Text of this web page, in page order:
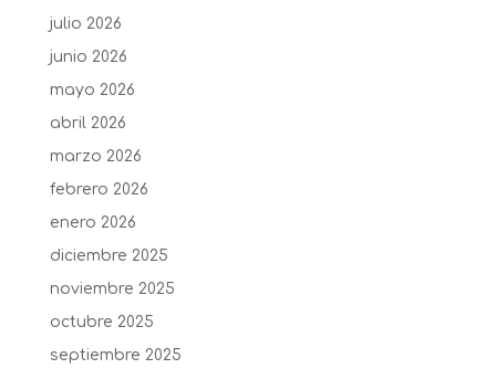
julio 2026
junio 2026
mayo 2026
abril 2026
marzo 2026
febrero 2026
enero 2026
diciembre 2025
noviembre 2025
octubre 2025
septiembre 2025